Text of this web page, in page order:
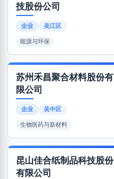
技股份公司
企业 吴江区
能源与环保
苏州禾昌聚合材料股份有
限公司
企业 吴中区
生物医药与新材料
昆山佳合纸制品科技股份
有限公司